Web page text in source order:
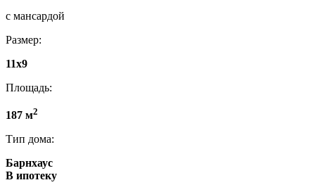
с мансардой
Размер:
11x9
Площадь:
187 м2
Тип дома:
Барнхаус
В ипотеку